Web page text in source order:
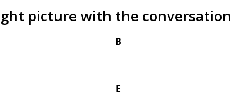
picture with the conversation
B
E